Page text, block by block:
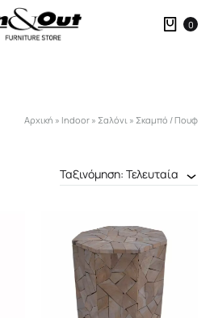
0
Αρχική » Indoor » Σαλόνι » Σκαμπό / Πουφ
Ταξινόμηση: Τελευταία